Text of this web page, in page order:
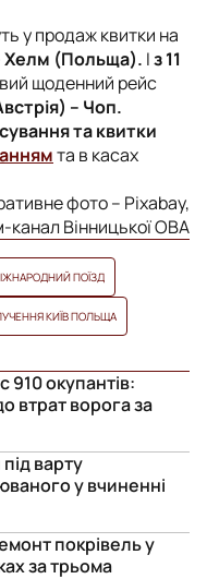
у продаж квитки на
Хелм (Польща). Із 11
щоденний рейс
– Чоп.
та квитки
та в касах
фото – Pixabay,
канал Вінницької ОВА
ПОЇЗД
КИЇВ ПОЛЬЩА
910 окупантів:
втрат ворога за
варту
у вчиненні
покрівель у
за трьома